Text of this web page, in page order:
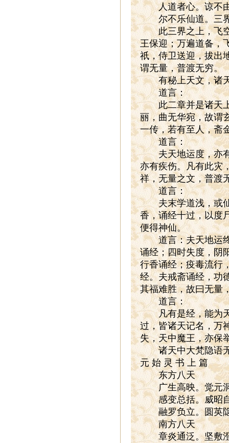
人道者心。谅不由
尔不乐仙道。三界
此三界之上，飞空
王保迎；万遍道备，
祇，侍卫送迎，拔出
谓无量，普渡无穷。
有秘上天文，诸天
道言：
此二章并是诸天上
丽，曲无华宛，故谓
一传，若有至人，斋
道言：
夫天地运度，亦有
亦有疾伤。凡有此灾
祥，无量之文，普渡
道言：
夫末学道浅，或仙
香，诵经十过，以度
便得神仙。
道言：夫天地运终
诵经；四时失度，阴
行香诵经；疫毒流行
经。夫戒斋诵经，功
其福难胜，故曰无量
道言：
凡有是经，能为天
过，皆诸天记名，万
失，天中魔王，亦保
诸天中大梵隐语无
元 始 灵 书 上 篇
东方八天
广生高映。觉元洞
感变总括。威昭自
融罗负立。圆英隐
南方八天
章炎通泛。坚敷澄